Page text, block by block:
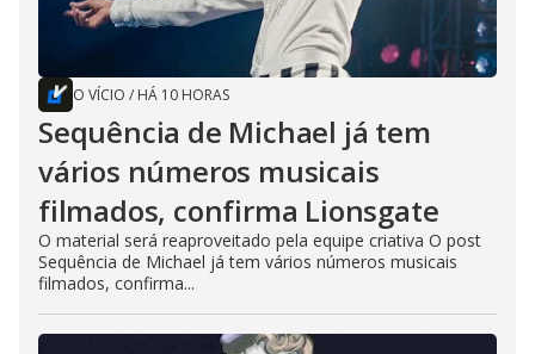
O VÍCIO / HÁ 10 HORAS
Sequência de Michael já tem
vários números musicais
filmados, confirma Lionsgate
O material será reaproveitado pela equipe criativa O post
Sequência de Michael já tem vários números musicais
filmados, confirma...